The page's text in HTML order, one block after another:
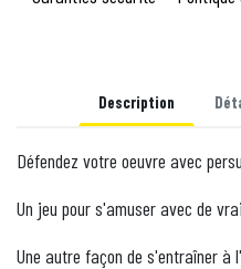
Description
Défendez votre oeuvre avec
Un jeu pour s'amuser avec de
Une autre façon de s'entraîner à